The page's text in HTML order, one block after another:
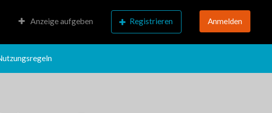
Anzeige aufgeben Registrieren Anmelden